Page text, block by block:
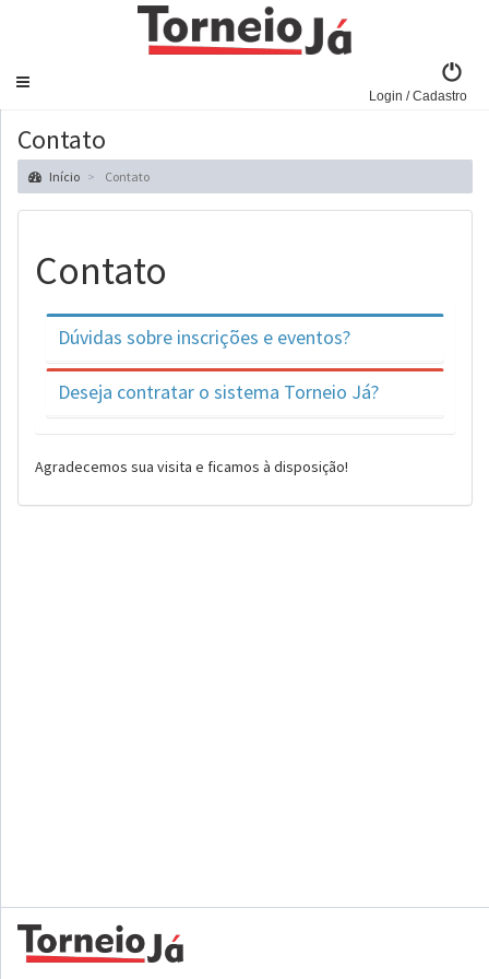
Navegar
Login / Cadastro
Contato
Início Contato
Contato
Dúvidas sobre inscrições e eventos?
Deseja contratar o sistema Torneio Já?
Agradecemos sua visita e ficamos à disposição!